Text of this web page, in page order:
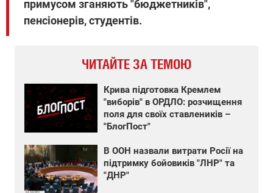
примусом зганяють "бюджетників",
пенсіонерів, студентів.
ЧИТАЙТЕ ЗА ТЕМОЮ
Крива підготовка Кремлем
"виборів" в ОРДЛО: розчищення
поля для своїх ставлеників –
"БлогПост"
В ООН назвали витрати Росії на
підтримку бойовиків "ЛНР" та
"ДНР"